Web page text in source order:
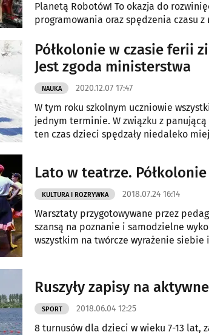
Planetą Robotów! To okazja do
programowania oraz spędzenia czasu
Półkolonie w czasie ferii
Jest zgoda ministerstwa
NAUKA 2020.12.07 17:47
W tym roku szkolnym uczniowie
jednym terminie. W związku z
ten czas dzieci spędzały niedaleko
Lato w teatrze.
KULTURA I ROZRYWKA 2018.07.24 16:14
Warsztaty przygotowywane przez
szansą na poznanie i samodzielne
wszystkim na twórcze wyrażenie siebie
Ruszyły zapisy na
SPORT 2018.06.04 12:25
8 turnusów dla dzieci w wieku 7-13